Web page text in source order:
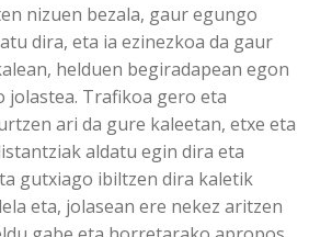
nizuen bezala, gaur egungo
dira, eta ia ezinezkoa da gaur
helduen begiradapean egon
jolastea. Trafikoa gero eta
ari da gure kaleetan, etxe eta
aldatu egin dira eta
gutxiago ibiltzen dira kaletik
eta, jolasean ere nekez aritzen